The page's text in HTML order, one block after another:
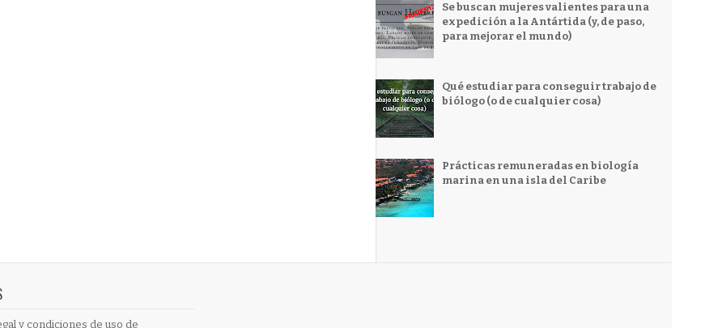
Se buscan mujeres valientes para una
expedición a la Antártida (y, de paso,
para mejorar el mundo)
Qué estudiar para conseguir trabajo de
biólogo (o de cualquier cosa)
Prácticas remuneradas en biología
marina en una isla del Caribe
y condiciones de uso de